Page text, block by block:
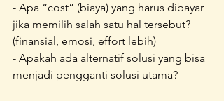
- Apa “cost” (biaya) yang harus dibayar
jika memilih salah satu hal tersebut?
(finansial, emosi, effort lebih)
- Apakah ada alternatif solusi yang bisa
menjadi pengganti solusi utama?